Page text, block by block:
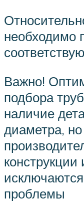
необходимо
Важно!
подбора
наличие
диаметра,
конструкции
проблемы